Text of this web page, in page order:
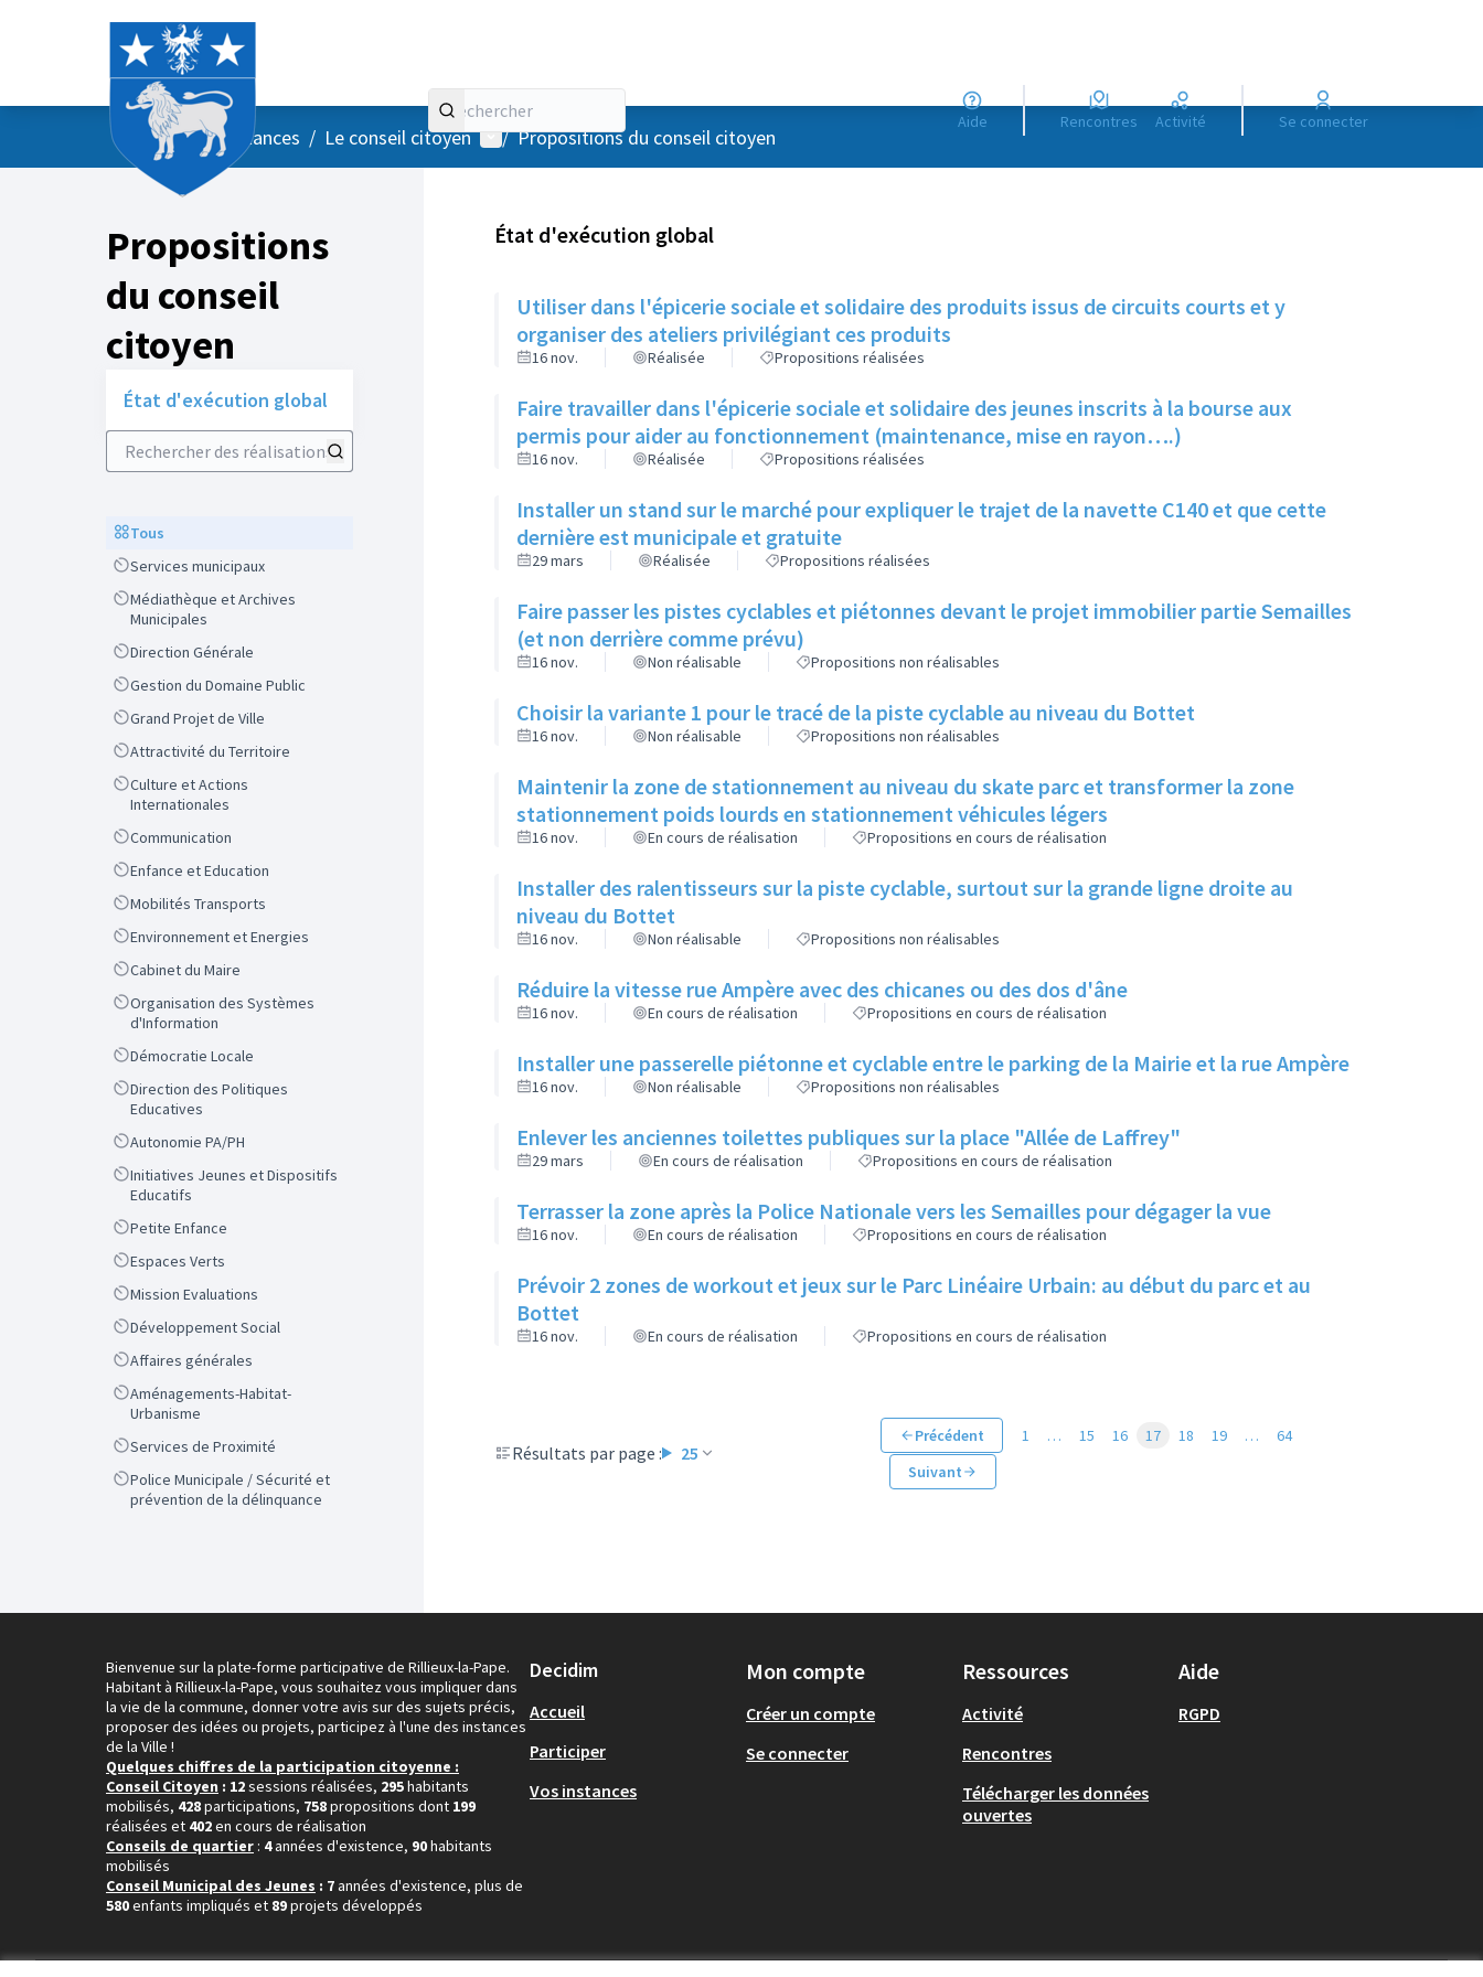
Aide Rencontres Activité Se connecter
AccueilMenu principal
/ Vos instances / Le conseil citoyen Menu utilisateur
/ Propositions du conseil citoyen
Propositions
du conseil
citoyen
État d'exécution global
Rechercher des réalisations
ScopeTous
ScopeServices municipaux
Scope
Médiathèque et Archives
Municipales
ScopeDirection Générale
ScopeGestion du Domaine Public
ScopeGrand Projet de Ville
ScopeAttractivité du Territoire
Scope
Culture et Actions
Internationales
ScopeCommunication
ScopeEnfance et Education
ScopeMobilités Transports
ScopeEnvironnement et Energies
ScopeCabinet du Maire
Scope
Organisation des Systèmes
d'Information
ScopeDémocratie Locale
Scope
Direction des Politiques
Educatives
ScopeAutonomie PA/PH
Scope
Initiatives Jeunes et Dispositifs
Educatifs
ScopePetite Enfance
ScopeEspaces Verts
ScopeMission Evaluations
ScopeDéveloppement Social
ScopeAffaires générales
Scope
Aménagements-Habitat-
Urbanisme
ScopeServices de Proximité
Scope
Police Municipale / Sécurité et
prévention de la délinquance
État d'exécution global
Utiliser dans l'épicerie sociale et solidaire des produits issus de circuits courts et y
organiser des ateliers privilégiant ces produits
16 nov. Réalisée Propositions réalisées
Faire travailler dans l'épicerie sociale et solidaire des jeunes inscrits à la bourse aux
permis pour aider au fonctionnement (maintenance, mise en rayon….)
16 nov. Réalisée Propositions réalisées
Installer un stand sur le marché pour expliquer le trajet de la navette C140 et que cette
dernière est municipale et gratuite
29 mars Réalisée Propositions réalisées
Faire passer les pistes cyclables et piétonnes devant le projet immobilier partie Semailles
(et non derrière comme prévu)
16 nov. Non réalisable Propositions non réalisables
Choisir la variante 1 pour le tracé de la piste cyclable au niveau du Bottet
16 nov. Non réalisable Propositions non réalisables
Maintenir la zone de stationnement au niveau du skate parc et transformer la zone
stationnement poids lourds en stationnement véhicules légers
16 nov. En cours de réalisation Propositions en cours de réalisation
Installer des ralentisseurs sur la piste cyclable, surtout sur la grande ligne droite au
niveau du Bottet
16 nov. Non réalisable Propositions non réalisables
Réduire la vitesse rue Ampère avec des chicanes ou des dos d'âne
16 nov. En cours de réalisation Propositions en cours de réalisation
Installer une passerelle piétonne et cyclable entre le parking de la Mairie et la rue Ampère
16 nov. Non réalisable Propositions non réalisables
Enlever les anciennes toilettes publiques sur la place "Allée de Laffrey"
29 mars En cours de réalisation Propositions en cours de réalisation
Terrasser la zone après la Police Nationale vers les Semailles pour dégager la vue
16 nov. En cours de réalisation Propositions en cours de réalisation
Prévoir 2 zones de workout et jeux sur le Parc Linéaire Urbain: au début du parc et au
Bottet
16 nov. En cours de réalisation Propositions en cours de réalisation
Résultats par page : 25
Précédent 1 … 15 16 17 18 19 …
64
Suivant
Bienvenue sur la plate-forme participative de Rillieux-la-Pape.
Habitant à Rillieux-la-Pape, vous souhaitez vous impliquer dans
la vie de la commune, donner votre avis sur des sujets précis,
proposer des idées ou projets, participez à l'une des instances
de la Ville !
Quelques chiffres de la participation citoyenne :
Conseil Citoyen : 12sessions réalisées, 295habitants
mobilisés, 428participations, 758propositions dont 199
réalisées et 402en cours de réalisation
Conseils de quartier : 4années d'existence, 90habitants
mobilisés
Conseil Municipal des Jeunes : 7années d'existence, plus de
580enfants impliqués et 89projets développés
Decidim
Accueil
Participer
Vos instances
Mon compte
Créer un compte
Se connecter
Ressources
Activité
Rencontres
Télécharger les données
ouvertes
Aide
RGPD